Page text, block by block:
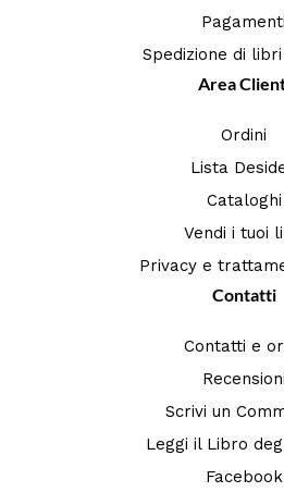
Pagamenti
Spedizione di
Area
Ordini
Lista
Cataloghi
Vendi i tuoi
Privacy e
Contatti
Contatti e
Recensioni
Scrivi un
Leggi il Libro
Facebook